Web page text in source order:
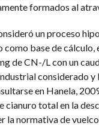
formados al
un proceso
como base de cálculo,
de CN-/L con un
considerado y
en Hanela,
cianuro total en la
la normativa de